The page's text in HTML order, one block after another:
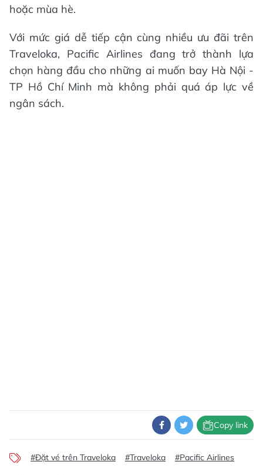
hoặc mùa hè.
Với mức giá dễ tiếp cận cùng nhiều ưu đãi trên
Traveloka, Pacific Airlines đang trở thành lựa
chọn hàng đầu cho những ai muốn bay Hà Nội -
TP Hồ Chí Minh mà không phải quá áp lực về
ngân sách.
Copy link
#Đặt vé trên Traveloka #Traveloka #Pacific Airlines